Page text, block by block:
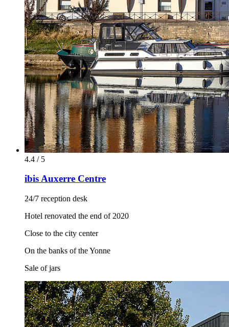
4.4 / 5
ibis Auxerre Centre
24/7 reception desk
Hotel renovated the end of 2020
Close to the city center
On the banks of the Yonne
Sale of jars